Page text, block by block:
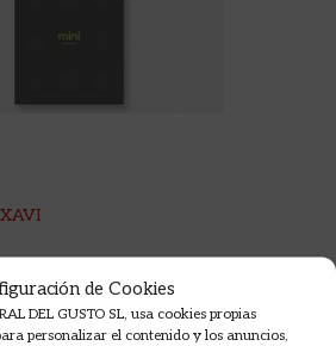
de Cookies
DEL GUSTO SL, usa cookies propias
personalizar el contenido y los anuncios,
A LA CESTA